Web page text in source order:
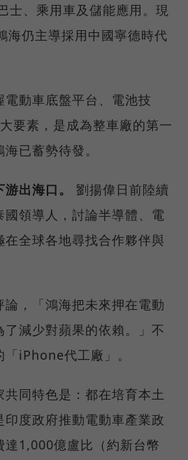
士、乘用車及儲能應用。現
海仍主導採用中國寧德時代
動車底盤平台、電池技
要素，是成為整車廠的第一
已蓄勢待發。
出海口。
劉揚偉日前陸續
領導人，討論半導體、電
全球各地尋找合作夥伴與
，「鴻海把未來押在電動
減少對蘋果的依賴。」不
iPhone代工廠」。
同特色是：都在培育本土
印度政府推動電動車產業政
達1,000億盧比（約新台幣